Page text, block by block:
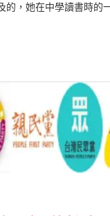
的，她在中學讀書時的